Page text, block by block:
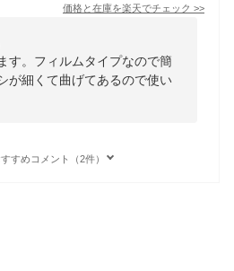
価格と在庫を楽天でチェック >>
す。フィルムタイプなので簡
が細くて曲げてあるので使い
すめコメント（2件）